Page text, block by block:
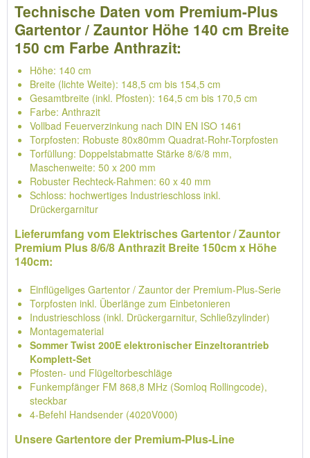
Technische Daten vom Premium-Plus
Gartentor / Zauntor Höhe 140 cm Breite
150 cm Farbe Anthrazit:
Höhe: 140 cm
Breite (lichte Weite): 148,5 cm bis 154,5 cm
Gesamtbreite (inkl. Pfosten): 164,5 cm bis 170,5 cm
Farbe: Anthrazit
Vollbad Feuerverzinkung nach DIN EN ISO 1461
Torpfosten: Robuste 80x80mm Quadrat-Rohr-Torpfosten
Torfüllung: Doppelstabmatte Stärke 8/6/8 mm,
Maschenweite: 50 x 200 mm
Robuster Rechteck-Rahmen: 60 x 40 mm
Schloss: hochwertiges Industrieschloss inkl.
Drückergarnitur
Lieferumfang vom Elektrisches Gartentor / Zauntor
Premium Plus 8/6/8 Anthrazit Breite 150cm x Höhe
140cm:
Einflügeliges Gartentor / Zauntor der Premium-Plus-Serie
Torpfosten inkl. Überlänge zum Einbetonieren
Industrieschloss (inkl. Drückergarnitur, Schließzylinder)
Montagematerial
Sommer Twist 200E elektronischer Einzeltorantrieb
Komplett-Set
Pfosten- und Flügeltorbeschläge
Funkempfänger FM 868,8 MHz (Somloq Rollingcode),
steckbar
4-Befehl Handsender (4020V000)
Unsere Gartentore der Premium-Plus-Line